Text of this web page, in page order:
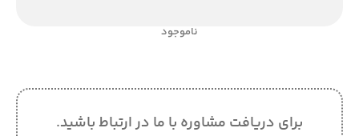
ناموجود
برای دریافت مشاوره با ما در ارتباط باشید.